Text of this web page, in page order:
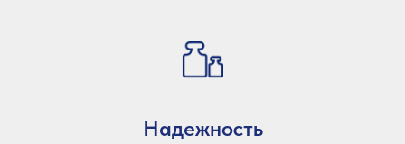
Надежность